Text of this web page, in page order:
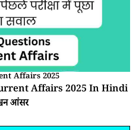
Affairs 2025
Affairs 2025 In Hindi
आंसर